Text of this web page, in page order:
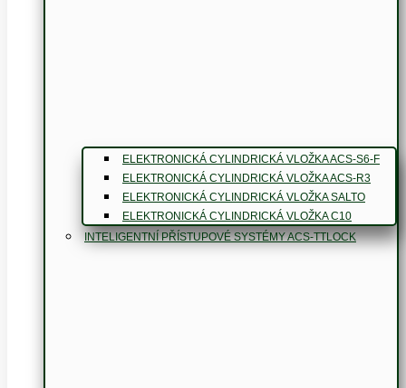
ELEKTRONICKÁ CYLINDRICKÁ VLOŽKA ACS-S6-F
ELEKTRONICKÁ CYLINDRICKÁ VLOŽKA ACS-R3
ELEKTRONICKÁ CYLINDRICKÁ VLOŽKA SALTO
ELEKTRONICKÁ CYLINDRICKÁ VLOŽKA C10
INTELIGENTNÍ PŘÍSTUPOVÉ SYSTÉMY ACS-TTLOCK